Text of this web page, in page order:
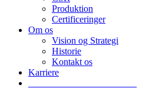
Produktion
Certificeringer
Om os
Vision og Strategi
Historie
Kontakt os
Karriere